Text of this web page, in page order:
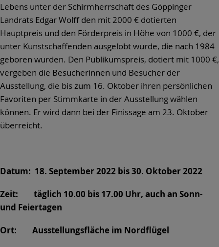
Lebens unter der Schirmherrschaft des Göppinger
Landrats Edgar Wolff den mit 2000 € dotierten
Hauptpreis und den Förderpreis in Höhe von 1000 €, der
unter Kunstschaffenden ausgelobt wurde, die nach 1984
geboren wurden. Den Publikumspreis, dotiert mit 1000 €,
vergeben die Besucherinnen und Besucher der
Ausstellung, die bis zum 16. Oktober ihren persönlichen
Favoriten per Stimmkarte in der Ausstellung wählen
können. Er wird dann bei der Finissage am 23. Oktober
überreicht.
Datum: 18. September 2022 bis 30. Oktober 2022
Zeit: täglich 10.00 bis 17.00 Uhr, auch an Sonn-
und Feiertagen
Ort: Ausstellungsfläche im Nordflügel